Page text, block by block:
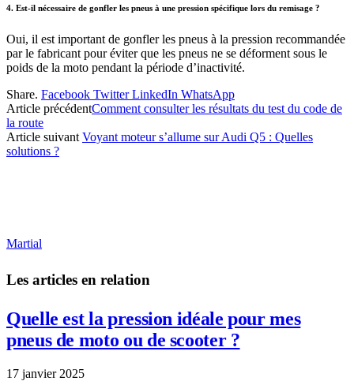
4. Est-il nécessaire de gonfler les pneus à une pression spécifique lors du remisage ?
Oui, il est important de gonfler les pneus à la pression recommandée
par le fabricant pour éviter que les pneus ne se déforment sous le
poids de la moto pendant la période d’inactivité.
Share. Facebook Twitter LinkedIn WhatsApp
Article précédentComment consulter les résultats du test du code de
la route
Article suivant Voyant moteur s’allume sur Audi Q5 : Quelles
solutions ?
Martial
Les articles en relation
Quelle est la pression idéale pour mes
pneus de moto ou de scooter ?
17 janvier 2025